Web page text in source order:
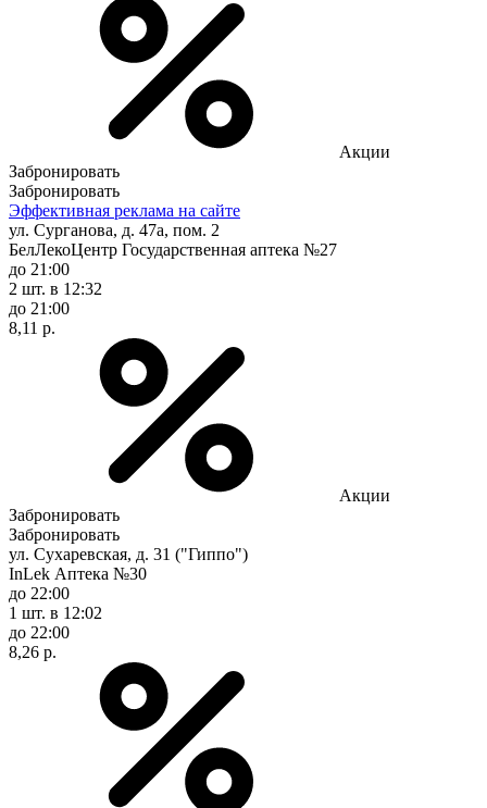
Акции
Забронировать
Забронировать
Эффективная реклама на сайте
ул. Сурганова, д. 47а, пом. 2
БелЛекоЦентр Государственная аптека №27
до 21:00
2 шт. в 12:32
до 21:00
8,11 р.
Акции
Забронировать
Забронировать
ул. Сухаревская, д. 31 ("Гиппо")
InLek Аптека №30
до 22:00
1 шт. в 12:02
до 22:00
8,26 р.